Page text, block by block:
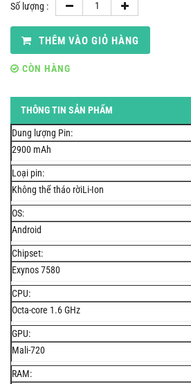
Số lượng :
THÊM VÀO GIỎ HÀNG
CÒN HÀNG
THÔNG TIN SẢN PHẨM
Dung lượng Pin:
2900 mAh
Loại pin:
Không thể tháo rờiLi-Ion
OS:
Android
Chipset:
Exynos 7580
CPU:
Octa-core 1.6 GHz
GPU:
Mali-720
RAM: